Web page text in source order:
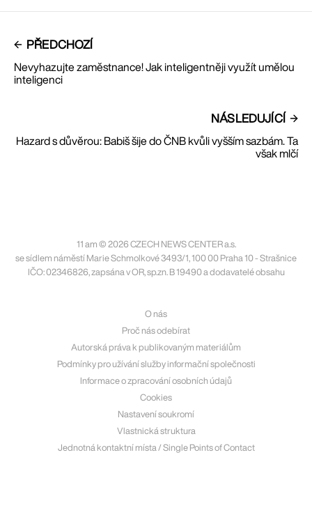
PŘEDCHOZÍ
Nevyhazujte zaměstnance! Jak inteligentněji využít umělou
inteligenci
NÁSLEDUJÍCÍ
Hazard s důvěrou: Babiš šije do ČNB kvůli vyšším sazbám. Ta
však mlčí
11 am © 2026 CZECH NEWS CENTER a.s.
se sídlem náměstí Marie Schmolkové 3493/1, 100 00 Praha 10 - Strašnice
IČO: 02346826, zapsána v OR, sp.zn. B 19490 a dodavatelé obsahu
O nás
Proč nás odebírat
Autorská práva k publikovaným materiálům
Podmínky pro užívání služby informační společnosti
Informace o zpracování osobních údajů
Cookies
Nastavení soukromí
Vlastnická struktura
Jednotná kontaktní místa / Single Points of Contact